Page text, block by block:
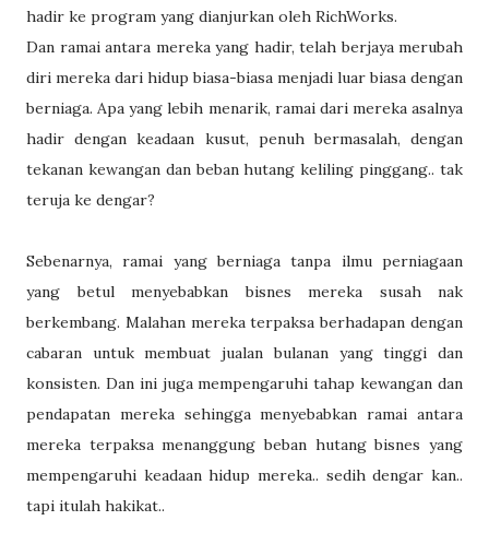
hadir ke program yang dianjurkan oleh RichWorks.
Dan ramai antara mereka yang hadir, telah berjaya merubah
diri mereka dari hidup biasa-biasa menjadi luar biasa dengan
berniaga. Apa yang lebih menarik, ramai dari mereka asalnya
hadir dengan keadaan kusut, penuh bermasalah, dengan
tekanan kewangan dan beban hutang keliling pinggang.. tak
teruja ke dengar?
Sebenarnya, ramai yang berniaga tanpa ilmu perniagaan
yang betul menyebabkan bisnes mereka susah nak
berkembang. Malahan mereka terpaksa berhadapan dengan
cabaran untuk membuat jualan bulanan yang tinggi dan
konsisten. Dan ini juga mempengaruhi tahap kewangan dan
pendapatan mereka sehingga menyebabkan ramai antara
mereka terpaksa menanggung beban hutang bisnes yang
mempengaruhi keadaan hidup mereka.. sedih dengar kan..
tapi itulah hakikat..